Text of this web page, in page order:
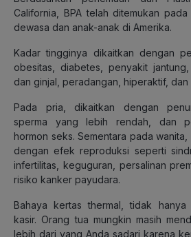
California, BPA telah ditemukan
dewasa dan anak-anak di Amerika.
Kadar tingginya dikaitkan dengan
obesitas, diabetes, penyakit
dan ginjal, peradangan, hiperaktif, dan
Pada pria, dikaitkan dengan
sperma yang lebih rendah, dan
hormon seks. Sementara pada
dengan efek reproduksi seperti
infertilitas, keguguran, persalinan
risiko kanker payudara.
Bahaya kertas thermal, tidak
kasir. Orang tua mungkin masih
lebih dari yang Anda sadari karena